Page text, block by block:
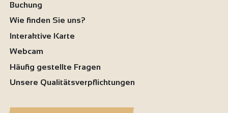
Buchung
Wie finden Sie uns?
Interaktive Karte
Webcam
Häufig gestellte Fragen
Unsere Qualitätsverpflichtungen